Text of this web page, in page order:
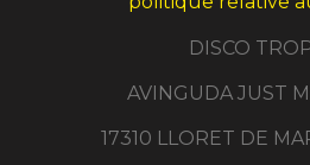
DISCO
AVINGUDA JUST
17310 LLORET DE